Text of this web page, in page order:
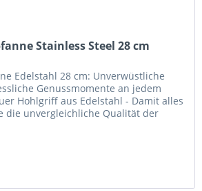
Stainless Steel 28 cm
Edelstahl 28 cm: Unverwüstliche
Genussmomente an jedem
Hohlgriff aus Edelstahl - Damit alles
die unvergleichliche Qualität der